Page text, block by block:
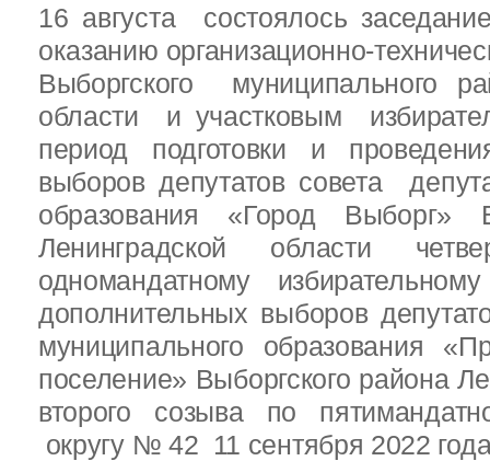
16 августа состоялось
оказанию организационно-
Выборгского муниципального
области и участковым
период подготовки и
выборов депутатов совета
образования «Город Выборг»
Ленинградской области
одномандатному
дополнительных выборов
муниципального образования
поселение» Выборгского района
второго созыва по
округу № 42 11 сентября 2022